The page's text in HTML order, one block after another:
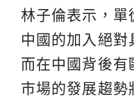
林子倫表示，單
中國的加入絕對
而在中國背後有
市場的發展趨勢